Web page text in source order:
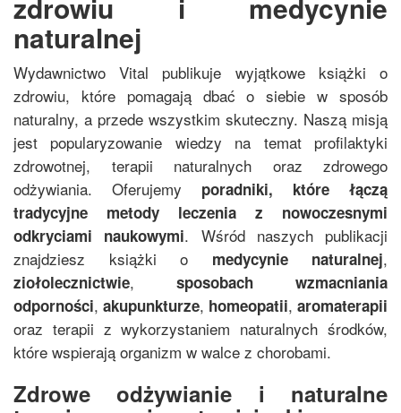
zdrowiu i medycynie
naturalnej
Wydawnictwo Vital publikuje wyjątkowe książki o
zdrowiu, które pomagają dbać o siebie w sposób
naturalny, a przede wszystkim skuteczny. Naszą misją
jest popularyzowanie wiedzy na temat profilaktyki
zdrowotnej, terapii naturalnych oraz zdrowego
odżywiania. Oferujemy poradniki, które łączą
tradycyjne metody leczenia z nowoczesnymi
odkryciami naukowymi. Wśród naszych publikacji
znajdziesz książki o medycynie naturalnej,
ziołolecznictwie, sposobach wzmacniania
odporności, akupunkturze, homeopatii, aromaterapii
oraz terapii z wykorzystaniem naturalnych środków,
które wspierają organizm w walce z chorobami.
Zdrowe odżywianie i naturalne